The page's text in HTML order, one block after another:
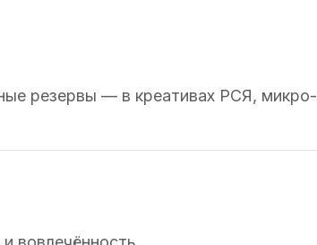
резервы — в креативах РСЯ, микро-